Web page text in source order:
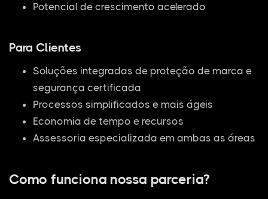
Potencial de crescimento acelerado
Para Clientes
Soluções integradas de proteção de marca e
segurança certificada
Processos simplificados e mais ágeis
Economia de tempo e recursos
Assessoria especializada em ambas as áreas
Como funciona nossa parceria?